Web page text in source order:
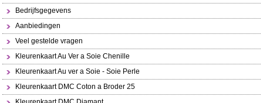
Bedrijfsgegevens
Aanbiedingen
Veel gestelde vragen
Kleurenkaart Au Ver a Soie Chenille
Kleurenkaart Au ver a Soie - Soie Perle
Kleurenkaart DMC Coton a Broder 25